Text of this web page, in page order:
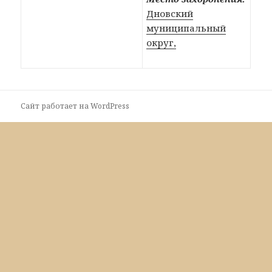
Дновский
муниципальный
округ,
Сайт работает на WordPress